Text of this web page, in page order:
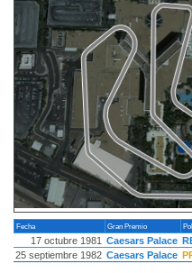
Fecha Gran Premio
17 octubre 1981 Caesars Palace
25 septiembre 1982 Caesars Palace